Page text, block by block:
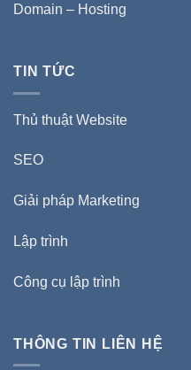
Domain – Hosting
TIN TỨC
Thủ thuật Website
SEO
Giải pháp Marketing
Lập trình
Công cụ lập trình
THÔNG TIN LIÊN HỆ